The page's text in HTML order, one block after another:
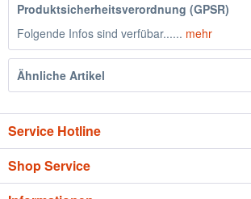
Produktsicherheitsverordnung (GPSR)
Folgende Infos sind verfübar...... mehr
Ähnliche Artikel
Service Hotline
Shop Service